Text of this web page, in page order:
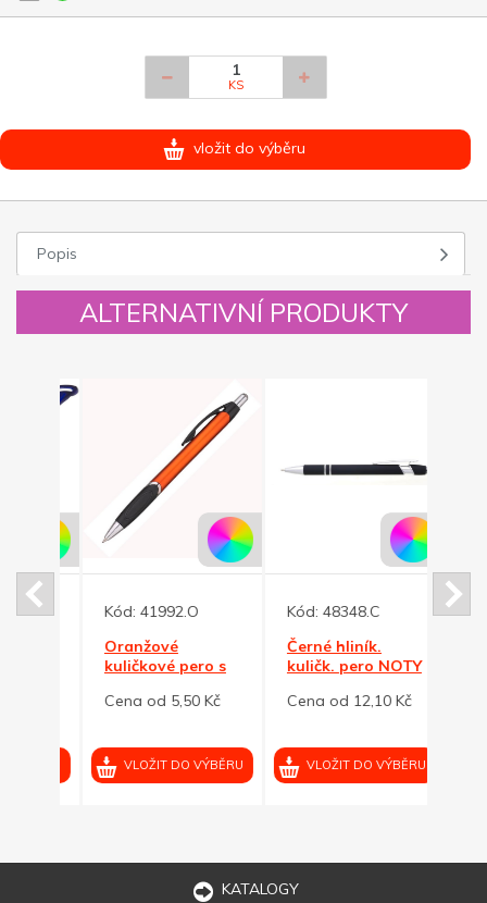
KS
vložit do výběru
Popis
ALTERNATIVNÍ PRODUKTY
Kód:41992.O
Oranžové
kuličkové pero s
Cena od 5,50 Kč
VLOŽIT DO VÝBĚRU
Kód:48348.C
Černé hliník.
kuličk. pero NOTY
Cena od 12,10 Kč
VLOŽIT DO VÝBĚRU
Kód:
KATALOGY